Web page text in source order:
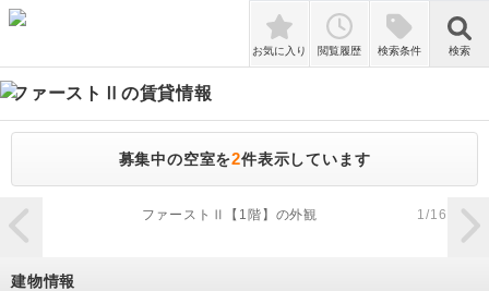
検索
お気に入り 閲覧履歴 検索条件 検索
ファーストⅡ の賃貸情報
募集中の空室を2件表示しています
zoom_in
ファーストⅡ【1階】の外観 1/16
建物情報